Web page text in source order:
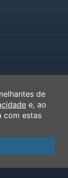
de
e, ao
com estas